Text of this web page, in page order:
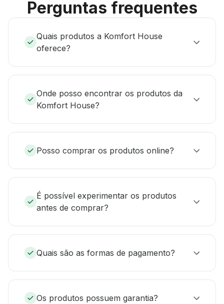
Perguntas frequentes
Quais produtos a Komfort House
oferece?
Onde posso encontrar os produtos da
Komfort House?
Posso comprar os produtos online?
É possível experimentar os produtos
antes de comprar?
Quais são as formas de pagamento?
Os produtos possuem garantia?